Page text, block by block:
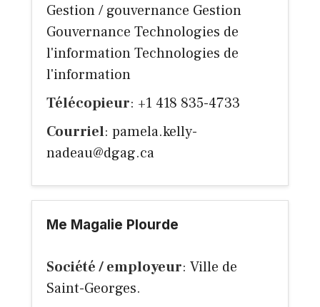
Gestion / gouvernance Gestion
Gouvernance Technologies de
l'information Technologies de
l'information
Télécopieur: +1 418 835-4733
Courriel: pamela.kelly-
nadeau@dgag.ca
Me Magalie Plourde
Société / employeur: Ville de
Saint-Georges.